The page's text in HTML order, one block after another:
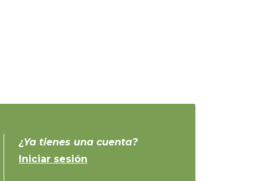
¿Ya tienes una cuenta?
Iniciar sesión